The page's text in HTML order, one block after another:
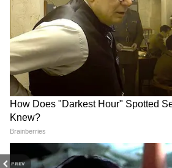
PREV
DOWNLOAD APP
RECOMMENDED STORIES